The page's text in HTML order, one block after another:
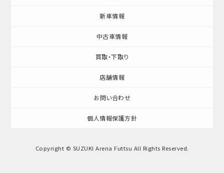
新車情報
中古車情報
買取・下取り
店舗情報
お問い合わせ
個人情報保護方針
Copyright © SUZUKI Arena Futtsu All Rights Reserved.